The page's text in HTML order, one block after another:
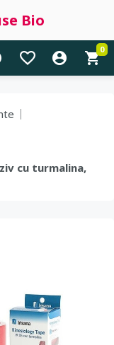
Bio
0
cu turmalina,